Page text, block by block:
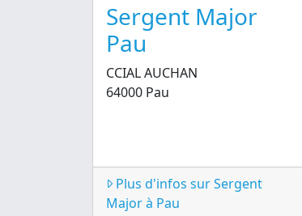
Sergent Major
Pau
CCIAL AUCHAN
64000 Pau
Plus d'infos sur Sergent
Major à Pau